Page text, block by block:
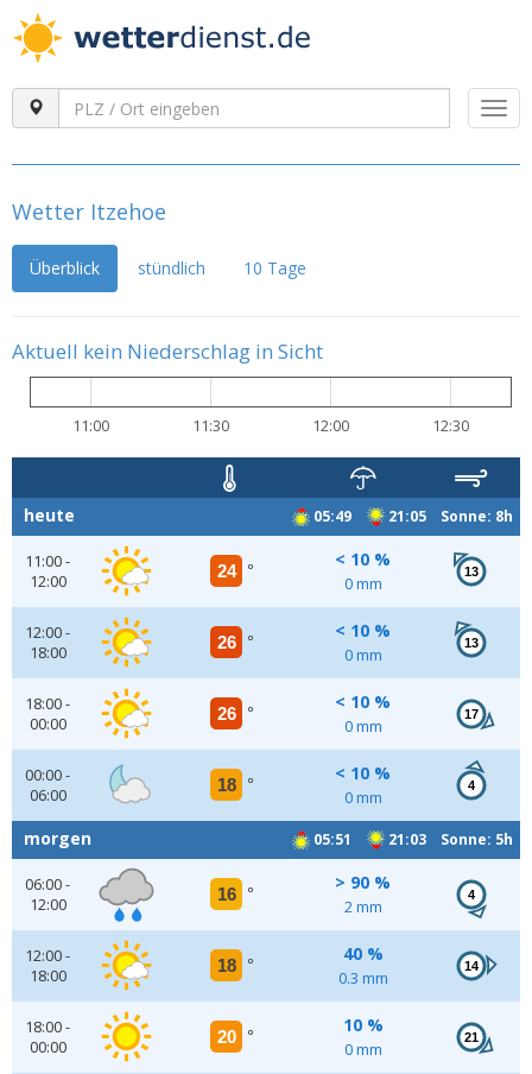
Wetter Itzehoe
Überblick stündlich 10 Tage
Aktuell kein Niederschlag in Sicht
11:00 11:30 12:00 12:30
05:49 21:05 Sonne: 8h
heute
11:00 -
12:00
24 °
< 10 %
0 mm
13
12:00 -
18:00
26 °
< 10 %
0 mm
13
18:00 -
00:00
26 °
< 10 %
0 mm
17
00:00 -
06:00
18 °
< 10 %
0 mm
4
05:51 21:03 Sonne: 5h
morgen
06:00 -
12:00
16 °
> 90 %
2 mm
4
12:00 -
18:00
18 °
40 %
0.3 mm
14
18:00 -
00:00
20 °
10 %
0 mm
21